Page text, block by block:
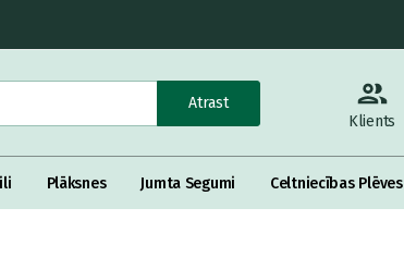
Atrast
Klients
Plāksnes Jumta Segumi Celtniecības Plēves